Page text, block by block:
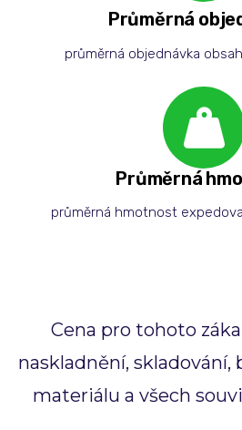
Průměrná
průměrná objednávka
Průměrná
průměrná hmotnost
Cena pro tohoto
naskladnění, skladování,
materiálu a všech